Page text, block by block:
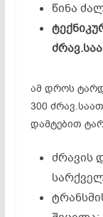
წინა
ძრავ.
ამ დროს
300
დამტებით
ძრავის